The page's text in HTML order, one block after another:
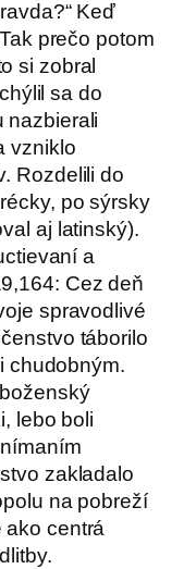
Keď
prečo potom
si zobral
sa do
nazbierali
vzniklo
Rozdelili do
po sýrsky
aj latinský).
a
Cez deň
spravodlivé
táborilo
chudobným.
lebo boli
zakladalo
na pobreží
ako centrá